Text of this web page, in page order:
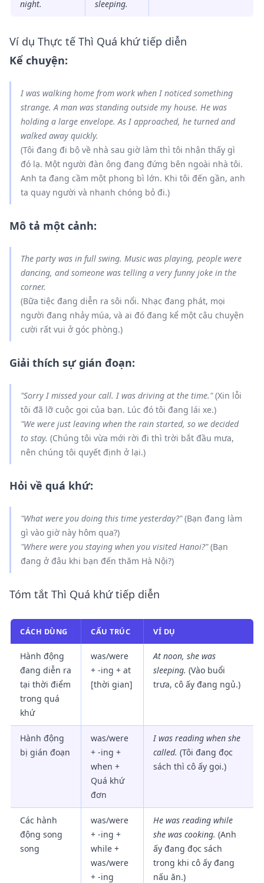
night. sleeping.
Ví dụ Thực tế Thì Quá khứ tiếp diễn
Kể chuyện:
Iwas walking home from work when Inoticedsomething
strange. A man was standing outside my house. He was
holding a large envelope. As Iapproached, he turnedand
walkedaway quickly.
(Tôi đang đi bộ về nhà sau giờ làm thì tôi nhận thấy gì
đó lạ. Một người đàn ông đang đứng bên ngoài nhà tôi.
Anh ta đang cầm một phong bì lớn. Khi tôi đến gần, anh
ta quay người và nhanh chóng bỏ đi.)
Mô tả một cảnh:
The party was in full swing. Musicwas playing, people were
dancing, and someone was telling a very funny joke in the
corner.
(Bữa tiệc đang diễn ra sôi nổi. Nhạc đang phát, mọi
người đang nhảy múa, và ai đó đang kể một câu chuyện
cười rất vui ở góc phòng.)
Giải thích sự gián đoạn:
"Sorry I missed your call. Iwas driving at the time."(Xin lỗi
tôi đã lỡ cuộc gọi của bạn. Lúc đó tôi đang lái xe.)
"We were just leaving when the rain started, so we decided
to stay. (Chúng tôi vừa mới rời đi thì trời bắt đầu mưa,
nên chúng tôi quyết định ở lại.)
Hỏi về quá khứ:
"What were you doing this time yesterday?"(Bạn đang làm
gì vào giờ này hôm qua?)
"Where were you staying when you visitedHanoi?"(Bạn
đang ở đâu khi bạn đến thăm Hà Nội?)
Tóm tắt Thì Quá khứ tiếp diễn
CÁCH DÙNG CẤU TRÚC VÍ DỤ
Hành động
đang diễn ra
tại thời điểm
trong quá
khứ
was/were
+ -ing + at
[thời gian]
At noon, she was
sleeping. (Vào buổi
trưa, cô ấy đang ngủ.)
Hành động
bị gián đoạn
was/were
+ -ing +
when +
Quá khứ
đơn
I was reading when she
called. (Tôi đang đọc
sách thì cô ấy gọi.)
Các hành
động song
song
was/were
+ -ing +
while +
was/were
+ -ing
He was reading while
she was cooking. (Anh
ấy đang đọc sách
trong khi cô ấy đang
nấu ăn.)